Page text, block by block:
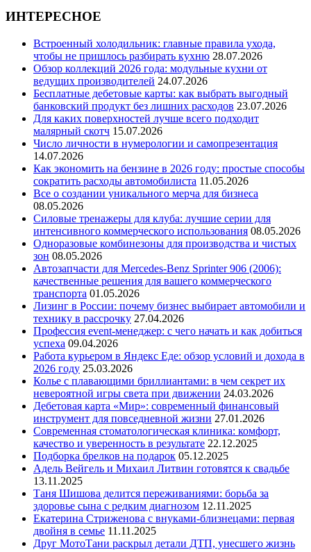
ИНТЕРЕСНОЕ
Встроенный холодильник: главные правила ухода,
чтобы не пришлось разбирать кухню 28.07.2026
Обзор коллекций 2026 года: модульные кухни от
ведущих производителей 24.07.2026
Бесплатные дебетовые карты: как выбрать выгодный
банковский продукт без лишних расходов 23.07.2026
Для каких поверхностей лучше всего подходит
малярный скотч 15.07.2026
Число личности в нумерологии и самопрезентация
14.07.2026
Как экономить на бензине в 2026 году: простые способы
сократить расходы автомобилиста 11.05.2026
Все о создании уникального мерча для бизнеса
08.05.2026
Силовые тренажеры для клуба: лучшие серии для
интенсивного коммерческого использования 08.05.2026
Одноразовые комбинезоны для производства и чистых
зон 08.05.2026
Автозапчасти для Mercedes-Benz Sprinter 906 (2006):
качественные решения для вашего коммерческого
транспорта 01.05.2026
Лизинг в России: почему бизнес выбирает автомобили и
технику в рассрочку 27.04.2026
Профессия event-менеджер: с чего начать и как добиться
успеха 09.04.2026
Работа курьером в Яндекс Еде: обзор условий и дохода в
2026 году 25.03.2026
Колье с плавающими бриллиантами: в чем секрет их
невероятной игры света при движении 24.03.2026
Дебетовая карта «Мир»: современный финансовый
инструмент для повседневной жизни 27.01.2026
Современная стоматологическая клиника: комфорт,
качество и уверенность в результате 22.12.2025
Подборка брелков на подарок 05.12.2025
Адель Вейгель и Михаил Литвин готовятся к свадьбе
13.11.2025
Таня Шишова делится переживаниями: борьба за
здоровье сына с редким диагнозом 12.11.2025
Екатерина Стриженова с внуками-близнецами: первая
двойня в семье 11.11.2025
Друг МотоТани раскрыл детали ДТП, унесшего жизнь